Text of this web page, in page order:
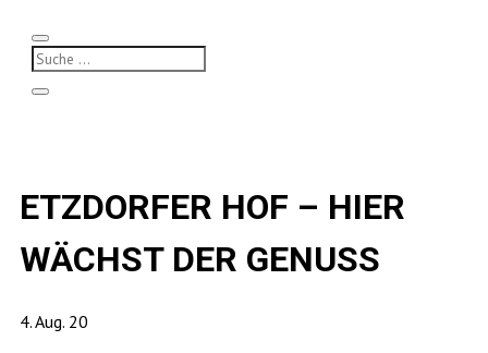
ETZDORFER HOF – HIER
WÄCHST DER GENUSS
4. Aug. 20